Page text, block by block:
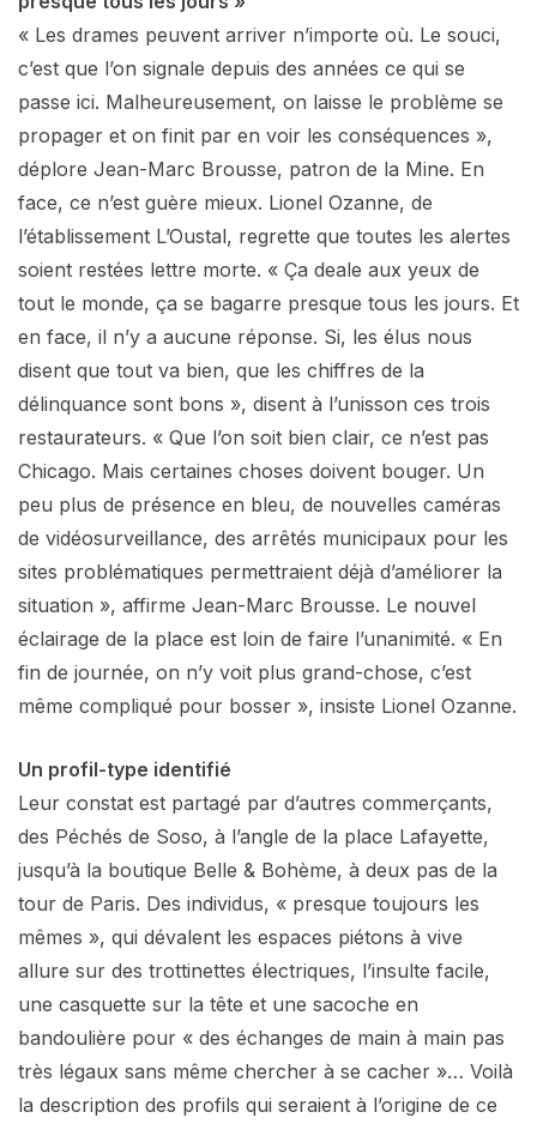
« Les drames peuvent arriver n’importe où. Le souci,
c’est que l’on signale depuis des années ce qui se
passe ici. Malheureusement, on laisse le problème se
propager et on finit par en voir les conséquences »,
déplore Jean-Marc Brousse, patron de la Mine. En
face, ce n’est guère mieux. Lionel Ozanne, de
l’établissement L’Oustal, regrette que toutes les alertes
soient restées lettre morte. « Ça deale aux yeux de
tout le monde, ça se bagarre presque tous les jours. Et
en face, il n’y a aucune réponse. Si, les élus nous
disent que tout va bien, que les chiffres de la
délinquance sont bons », disent à l’unisson ces trois
restaurateurs. « Que l’on soit bien clair, ce n’est pas
Chicago. Mais certaines choses doivent bouger. Un
peu plus de présence en bleu, de nouvelles caméras
de vidéosurveillance, des arrêtés municipaux pour les
sites problématiques permettraient déjà d’améliorer la
situation », affirme Jean-Marc Brousse. Le nouvel
éclairage de la place est loin de faire l’unanimité. « En
fin de journée, on n’y voit plus grand-chose, c’est
même compliqué pour bosser », insiste Lionel Ozanne.
Un profil-type identifié
Leur constat est partagé par d’autres commerçants,
des Péchés de Soso, à l’angle de la place Lafayette,
jusqu’à la boutique Belle & Bohème, à deux pas de la
tour de Paris. Des individus, « presque toujours les
mêmes », qui dévalent les espaces piétons à vive
allure sur des trottinettes électriques, l’insulte facile,
une casquette sur la tête et une sacoche en
bandoulière pour « des échanges de main à main pas
très légaux sans même chercher à se cacher »… Voilà
la description des profils qui seraient à l’origine de ce